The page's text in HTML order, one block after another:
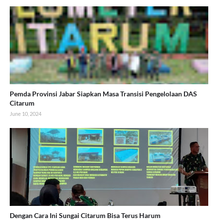
Pemda Provinsi Jabar Siapkan Masa Transisi Pengelolaan DAS
Citarum
June 10, 2024
Dengan Cara Ini Sungai Citarum Bisa Terus Harum